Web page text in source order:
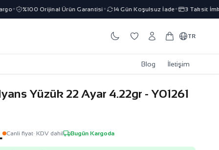
✦ %100 Orijinal Ürün Garantisi✦ 14 Gün Koşulsuz İade ✦ 3 Taksit İmkanı
TR
Blog İletişim
Yüzük 22 Ayar 4.22gr - Y01261
Canli fiyat· KDV dahil Bugün Kargoda